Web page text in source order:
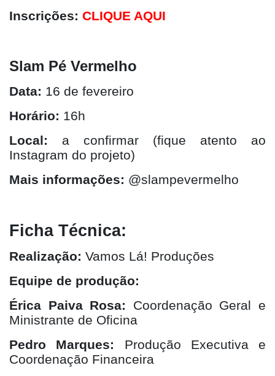
Inscrições: CLIQUE AQUI
Slam Pé Vermelho
Data: 16 de fevereiro
Horário: 16h
Local: a confirmar (fique atento ao
Instagram do projeto)
Mais informações: @slampevermelho
Ficha Técnica:
Realização: Vamos Lá! Produções
Equipe de produção:
Érica Paiva Rosa: Coordenação Geral e
Ministrante de Oficina
Pedro Marques: Produção Executiva e
Coordenação Financeira